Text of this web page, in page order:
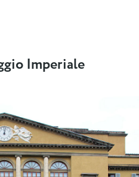
Imperiale